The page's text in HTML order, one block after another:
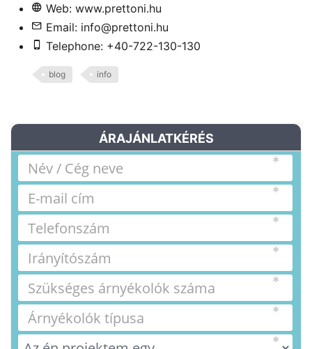
Web: www.prettoni.hu
Email: info@prettoni.hu
Telephone: +40-722-130-130
blog info
ÁRAJÁNLATKÉRÉS